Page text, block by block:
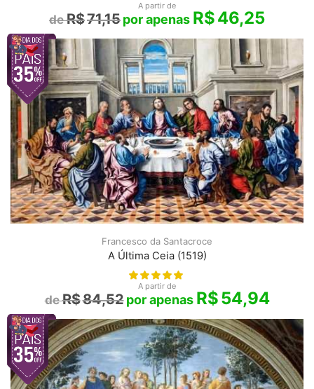
A partir de
R$71,15 R$46,25
Francesco da Santacroce
A Última Ceia (1519)
A partir de
R$84,52 R$54,94